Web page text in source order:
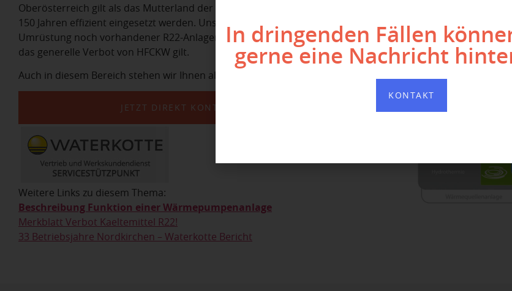
Oberösterreich gilt als das Mutterland der Wärmepumpe, da sie hier seit mehr als
150 Jahren effizient eingesetzt werden. Uns ist daher besonders wichtig, auf die
Umrüstung noch vorhandener R22-Anlagen zu setzen, da seit dem 1. Jänner 2015
das generelle Verbot von HFCKW gilt.
Auch in diesem Bereich stehen wir Ihnen als kompetenter Partner gerne zur Seite!
JETZT DIREKT KONTAKT AUFNEHMEN
Weitere Links zu diesem Thema:
Beschreibung Funktion einer Wärmepumpenanlage
Merkblatt Verbot Kaeltemittel R22!
33 Betriebsjahre Nordkirchen – Waterkotte Bericht
In dringenden Fällen
gerne eine Nachricht
KONTAKT